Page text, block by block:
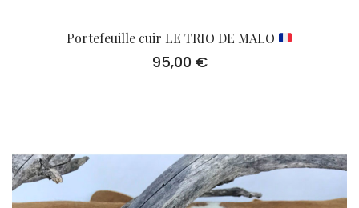
Portefeuille cuir LE TRIO DE MALO
95,00 €